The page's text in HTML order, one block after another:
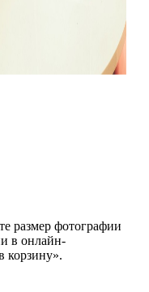
размер фотографии
в онлайн-
корзину».